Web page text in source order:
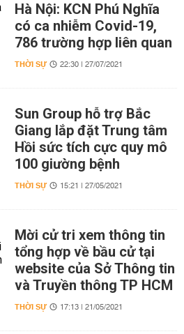
Hà Nội: KCN Phú Nghĩa
có ca nhiễm Covid-19,
786 trường hợp liên quan
THỜI SỰ 22:30 | 27/07/2021
Sun Group hỗ trợ Bắc
Giang lắp đặt Trung tâm
Hồi sức tích cực quy mô
100 giường bệnh
THỜI SỰ 15:21 | 27/05/2021
Mời cử tri xem thông tin
tổng hợp về bầu cử tại
website của Sở Thông tin
và Truyền thông TP HCM
THỜI SỰ 17:13 | 21/05/2021